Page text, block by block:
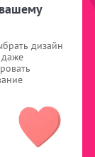
дизайн